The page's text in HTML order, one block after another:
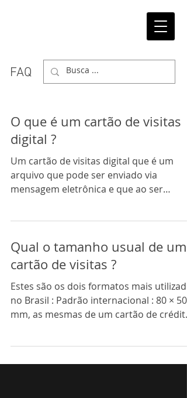
FAQ
O que é um cartão de visitas
digital ?
Um cartão de visitas digital que é um
arquivo que pode ser enviado via
mensagem eletrônica e que ao ser
Qual o tamanho usual de um
cartão de visitas ?
Estes são os dois formatos mais
no Brasil : Padrão internacional : 80 × 50
mm, as mesmas de um cartão de crédito;